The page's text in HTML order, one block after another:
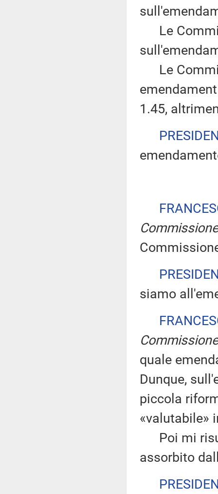
Le
Le
1.45,
Commissione
siamo
Commissione
quale
Dunque,
piccola
«valutabile»
Poi mi
assorbito